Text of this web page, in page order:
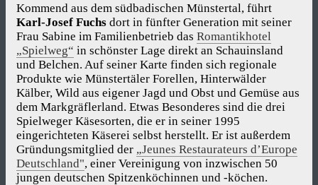
Kommend aus dem südbadischen Münstertal, führt
Karl-Josef Fuchs dort in fünfter Generation mit seiner
Frau Sabine im Familienbetrieb das Romantikhotel
„Spielweg“ in schönster Lage direkt an Schauinsland
und Belchen. Auf seiner Karte finden sich regionale
Produkte wie Münstertäler Forellen, Hinterwälder
Kälber, Wild aus eigener Jagd und Obst und Gemüse aus
dem Markgräflerland. Etwas Besonderes sind die drei
Spielweger Käsesorten, die er in seiner 1995
eingerichteten Käserei selbst herstellt. Er ist außerdem
Gründungsmitglied der „Jeunes Restaurateurs d’Europe
Deutschland", einer Vereinigung von inzwischen 50
jungen deutschen Spitzenköchinnen und -köchen.